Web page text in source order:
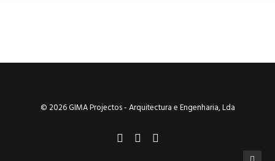
© 2026 GIMA Projectos - Arquitectura e Engenharia, Lda